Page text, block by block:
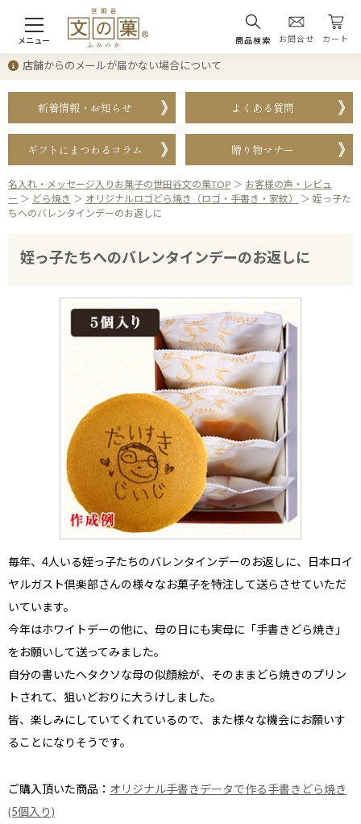
メニュー 商品検索 お問合せ カート
店舗からのメールが届かない場合について
新着情報・お知らせ よくある質問
ギフトにまつわるコラム 贈り物マナー
名入れ・メッセージ入りお菓子の世田谷文の菓TOP ＞ お客様の声・レビュ
ー ＞ どら焼き ＞ オリジナルロゴどら焼き（ロゴ・手書き・家紋） ＞ 姪っ子た
ちへのバレンタインデーのお返しに
姪っ子たちへのバレンタインデーのお返しに
毎年、4人いる姪っ子たちのバレンタインデーのお返しに、日本ロイ
ヤルガスト倶楽部さんの様々なお菓子を特注して送らさせていただ
いています。
今年はホワイトデーの他に、母の日にも実母に「手書きどら焼き」
をお願いして送ってみました。
自分の書いたヘタクソな母の似顔絵が、そのままどら焼きのプリン
トされて、狙いどおりに大うけしました。
皆、楽しみにしていてくれているので、また様々な機会にお願いす
ることになりそうです。
ご購入頂いた商品： オリジナル手書きデータで作る手書きどら焼き
(5個入り)